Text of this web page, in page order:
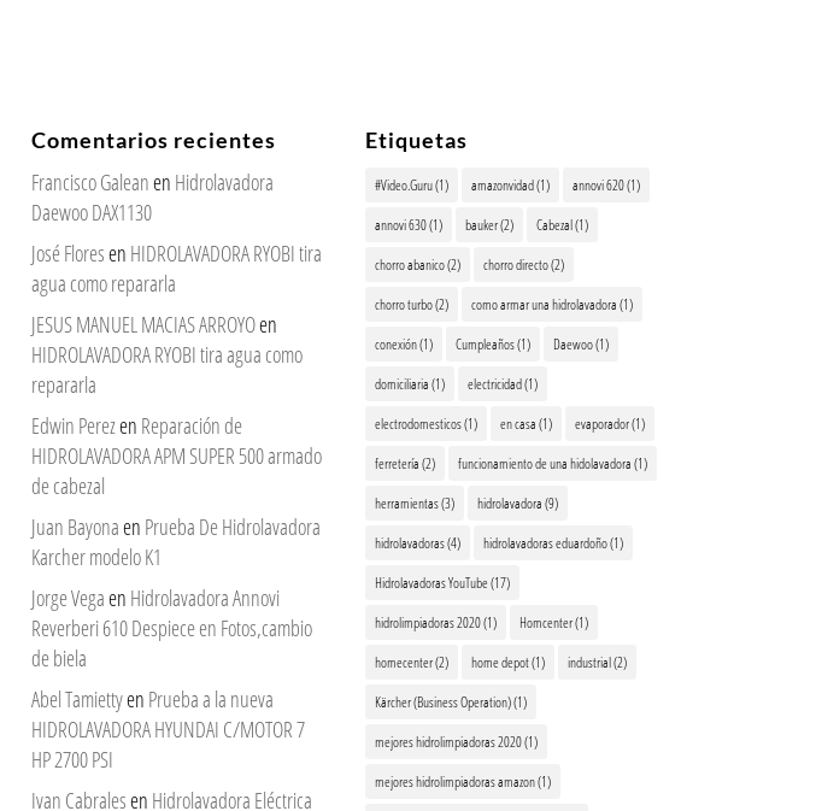
Comentarios recientes
Francisco Galeanen Hidrolavadora
Daewoo DAX1130
José Floresen HIDROLAVADORA RYOBI tira
agua como repararla
JESUS MANUEL MACIAS ARROYOen
HIDROLAVADORA RYOBI tira agua como
repararla
Edwin Perezen Reparación de
HIDROLAVADORA APM SUPER 500 armado
de cabezal
Juan Bayonaen Prueba De Hidrolavadora
Karcher modelo K1
Jorge Vegaen Hidrolavadora Annovi
Reverberi 610 Despiece en Fotos,cambio
de biela
Abel Tamiettyen Prueba a la nueva
HIDROLAVADORA HYUNDAI C/MOTOR 7
HP 2700 PSI
Ivan Cabralesen Hidrolavadora Eléctrica
Etiquetas
#Video.Guru(1) amazonvidad(1) annovi 620(1)
annovi 630(1) bauker(2) Cabezal(1)
chorro abanico(2) chorro directo(2)
chorro turbo(2) como armar una hidrolavadora(1)
conexión(1) Cumpleaños(1) Daewoo(1)
domiciliaria(1) electricidad(1)
electrodomesticos(1) en casa(1) evaporador(1)
ferretería(2) funcionamiento de una hidolavadora(1)
herramientas(3) hidrolavadora(9)
hidrolavadoras(4) hidrolavadoras eduardoño(1)
Hidrolavadoras YouTube(17)
hidrolimpiadoras 2020(1) Homcenter(1)
homecenter(2) home depot(1) industrial(2)
Kärcher (Business Operation)(1)
mejores hidrolimpiadoras 2020(1)
mejores hidrolimpiadoras amazon(1)